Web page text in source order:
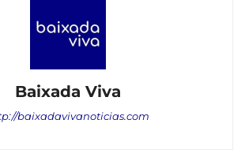
Baixada Viva
baixadavivanoticias.com